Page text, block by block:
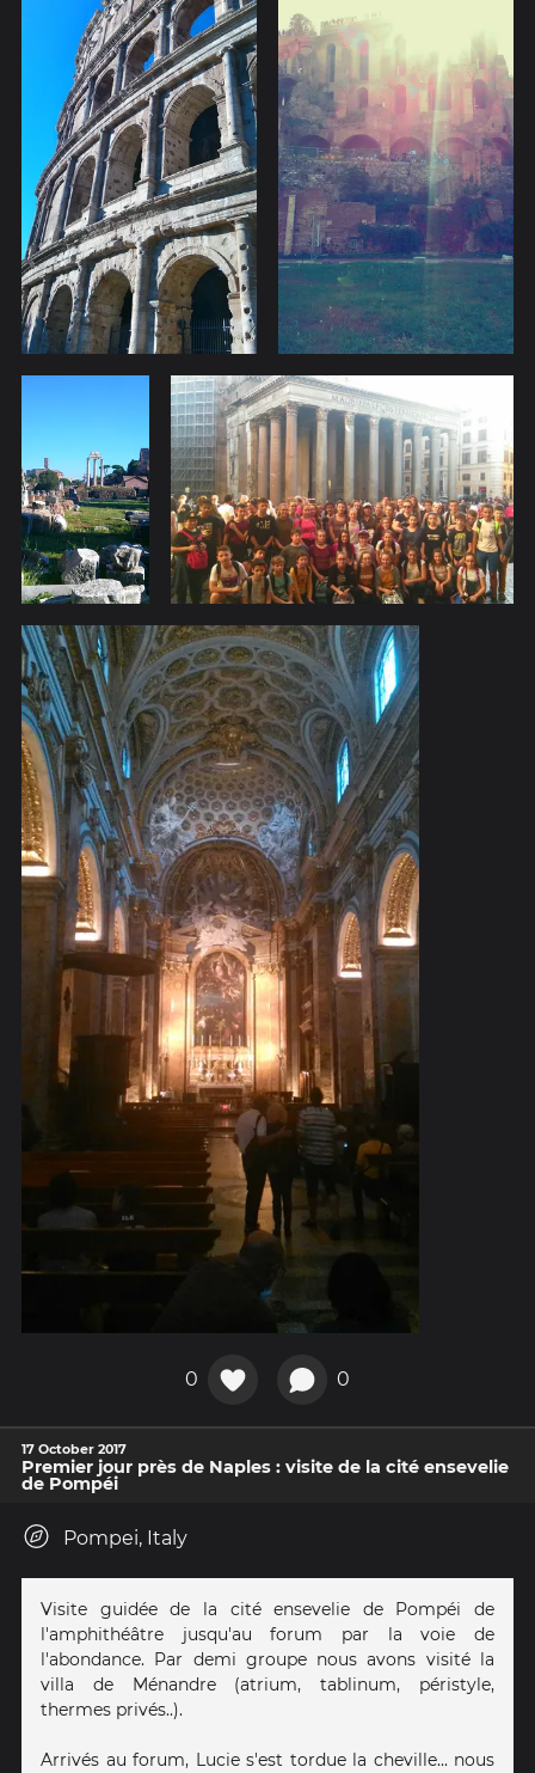
0 0
17 October 2017
Premier jour près de Naples : visite de la cité ensevelie
de Pompéi
Pompei, Italy
Visite guidée de la cité ensevelie de Pompéi de
l'amphithéâtre jusqu'au forum par la voie de
l'abondance. Par demi groupe nous avons visité la
villa de Ménandre (atrium, tablinum, péristyle,
thermes privés..).
Arrivés au forum, Lucie s'est tordue la cheville... nous